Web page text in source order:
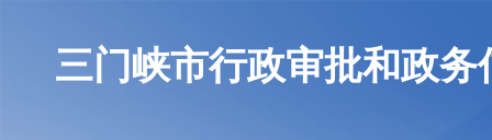
三门峡市行政审批和政务